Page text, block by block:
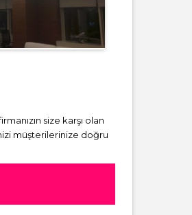
size karşı olan
müşterilerinize doğru